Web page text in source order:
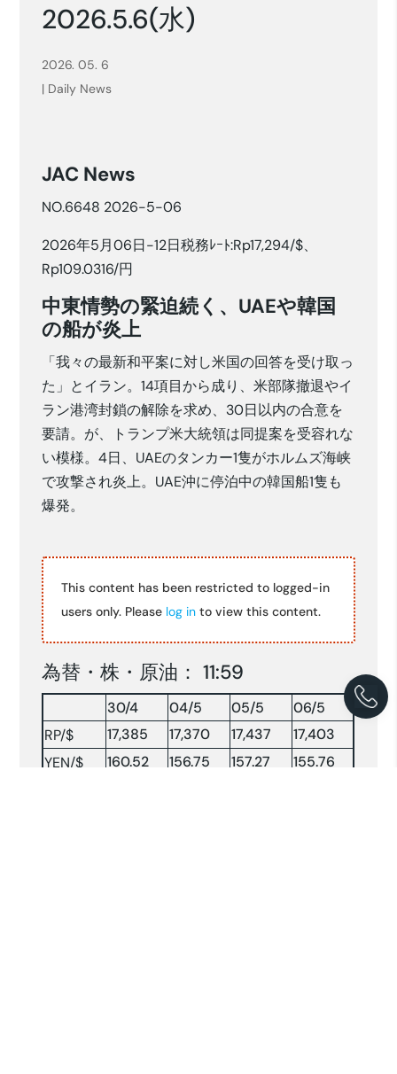
2026.5.6(水)
2026. 05. 6
| Daily News
JAC News
NO.6648 2026-5-06
2026年5月06日-12日税務ﾚｰﾄ:Rp17,294/$、
Rp109.0316/円
中東情勢の緊迫続く、UAEや韓国
の船が炎上
「我々の最新和平案に対し米国の回答を受け取っ
た」とイラン。14項目から成り、米部隊撤退やイ
ラン港湾封鎖の解除を求め、30日以内の合意を
要請。が、トランプ米大統領は同提案を受容れな
い模様。4日、UAEのタンカー1隻がホルムズ海峡
で攻撃され炎上。UAE沖に停泊中の韓国船1隻も
爆発。
This content has been restricted to logged-in
users only. Please log in to view this content.
為替・株・原油： 11:59
30/4 04/5 05/5
06/5
RP/$
17,385 17,370 17,437
17,403
YEN/$
160.52 156.75 157.27
155.76